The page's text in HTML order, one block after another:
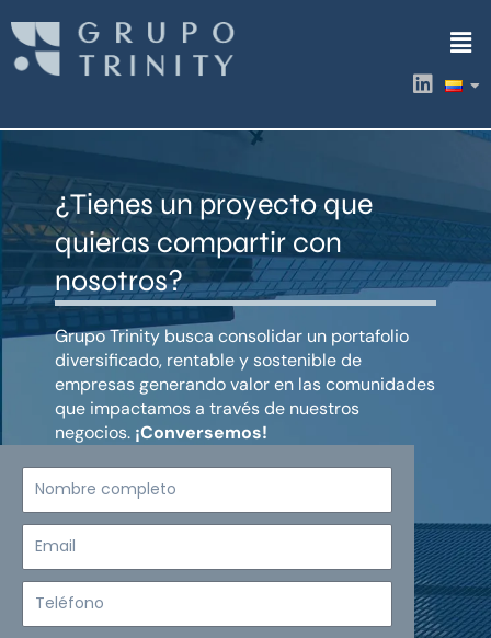
contenido
L
i
k
i
¿Tienes un proyecto que
quieras compartir con
nosotros?
Grupo Trinity busca consolidar un portafolio
diversificado, rentable y sostenible de
empresas generando valor en las comunidades
que impactamos a través de nuestros
negocios. ¡Conversemos!